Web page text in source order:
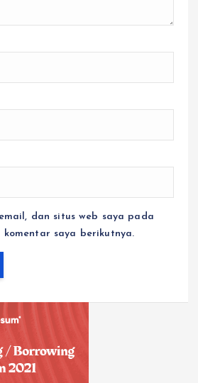
dan situs web saya pada
saya berikutnya.